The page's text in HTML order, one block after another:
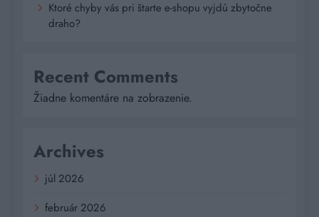
Ktoré chyby vás pri štarte e-shopu vyjdú zbytočne
draho?
Recent Comments
Žiadne komentáre na zobrazenie.
Archives
júl 2026
február 2026